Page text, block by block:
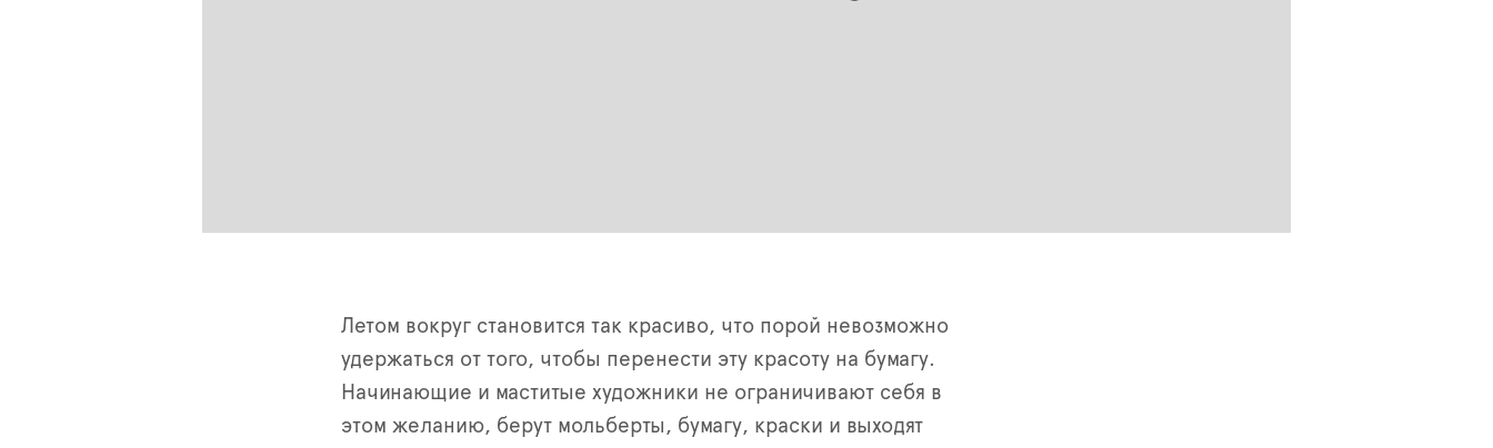
Летом вокруг становится так красиво, что порой невозможно
удержаться от того, чтобы перенести эту красоту на бумагу.
Начинающие и маститые художники не ограничивают себя в
этом желанию, берут мольберты, бумагу, краски и выходят